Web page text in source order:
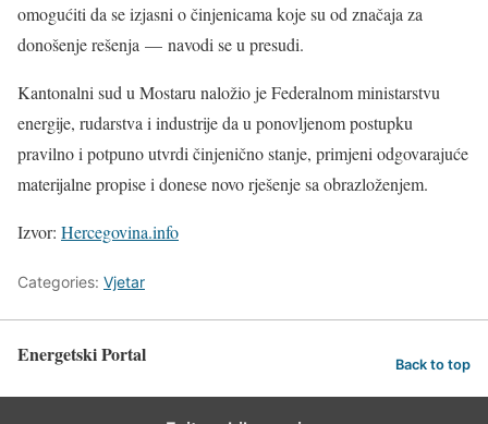
omogućiti da se izjasni o činjenicama koje su od značaja za
donošenje rešenja — navodi se u presudi.
Kantonalni sud u Mostaru naložio je Federalnom ministarstvu
energije, rudarstva i industrije da u ponovljenom postupku
pravilno i potpuno utvrdi činjenično stanje, primjeni odgovarajuće
materijalne propise i donese novo rješenje sa obrazloženjem.
Izvor: Hercegovina.info
Categories: Vjetar
Energetski Portal Back to top